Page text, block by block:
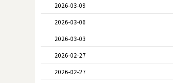
2026-03-09
2026-03-06
2026-03-03
2026-02-27
2026-02-27